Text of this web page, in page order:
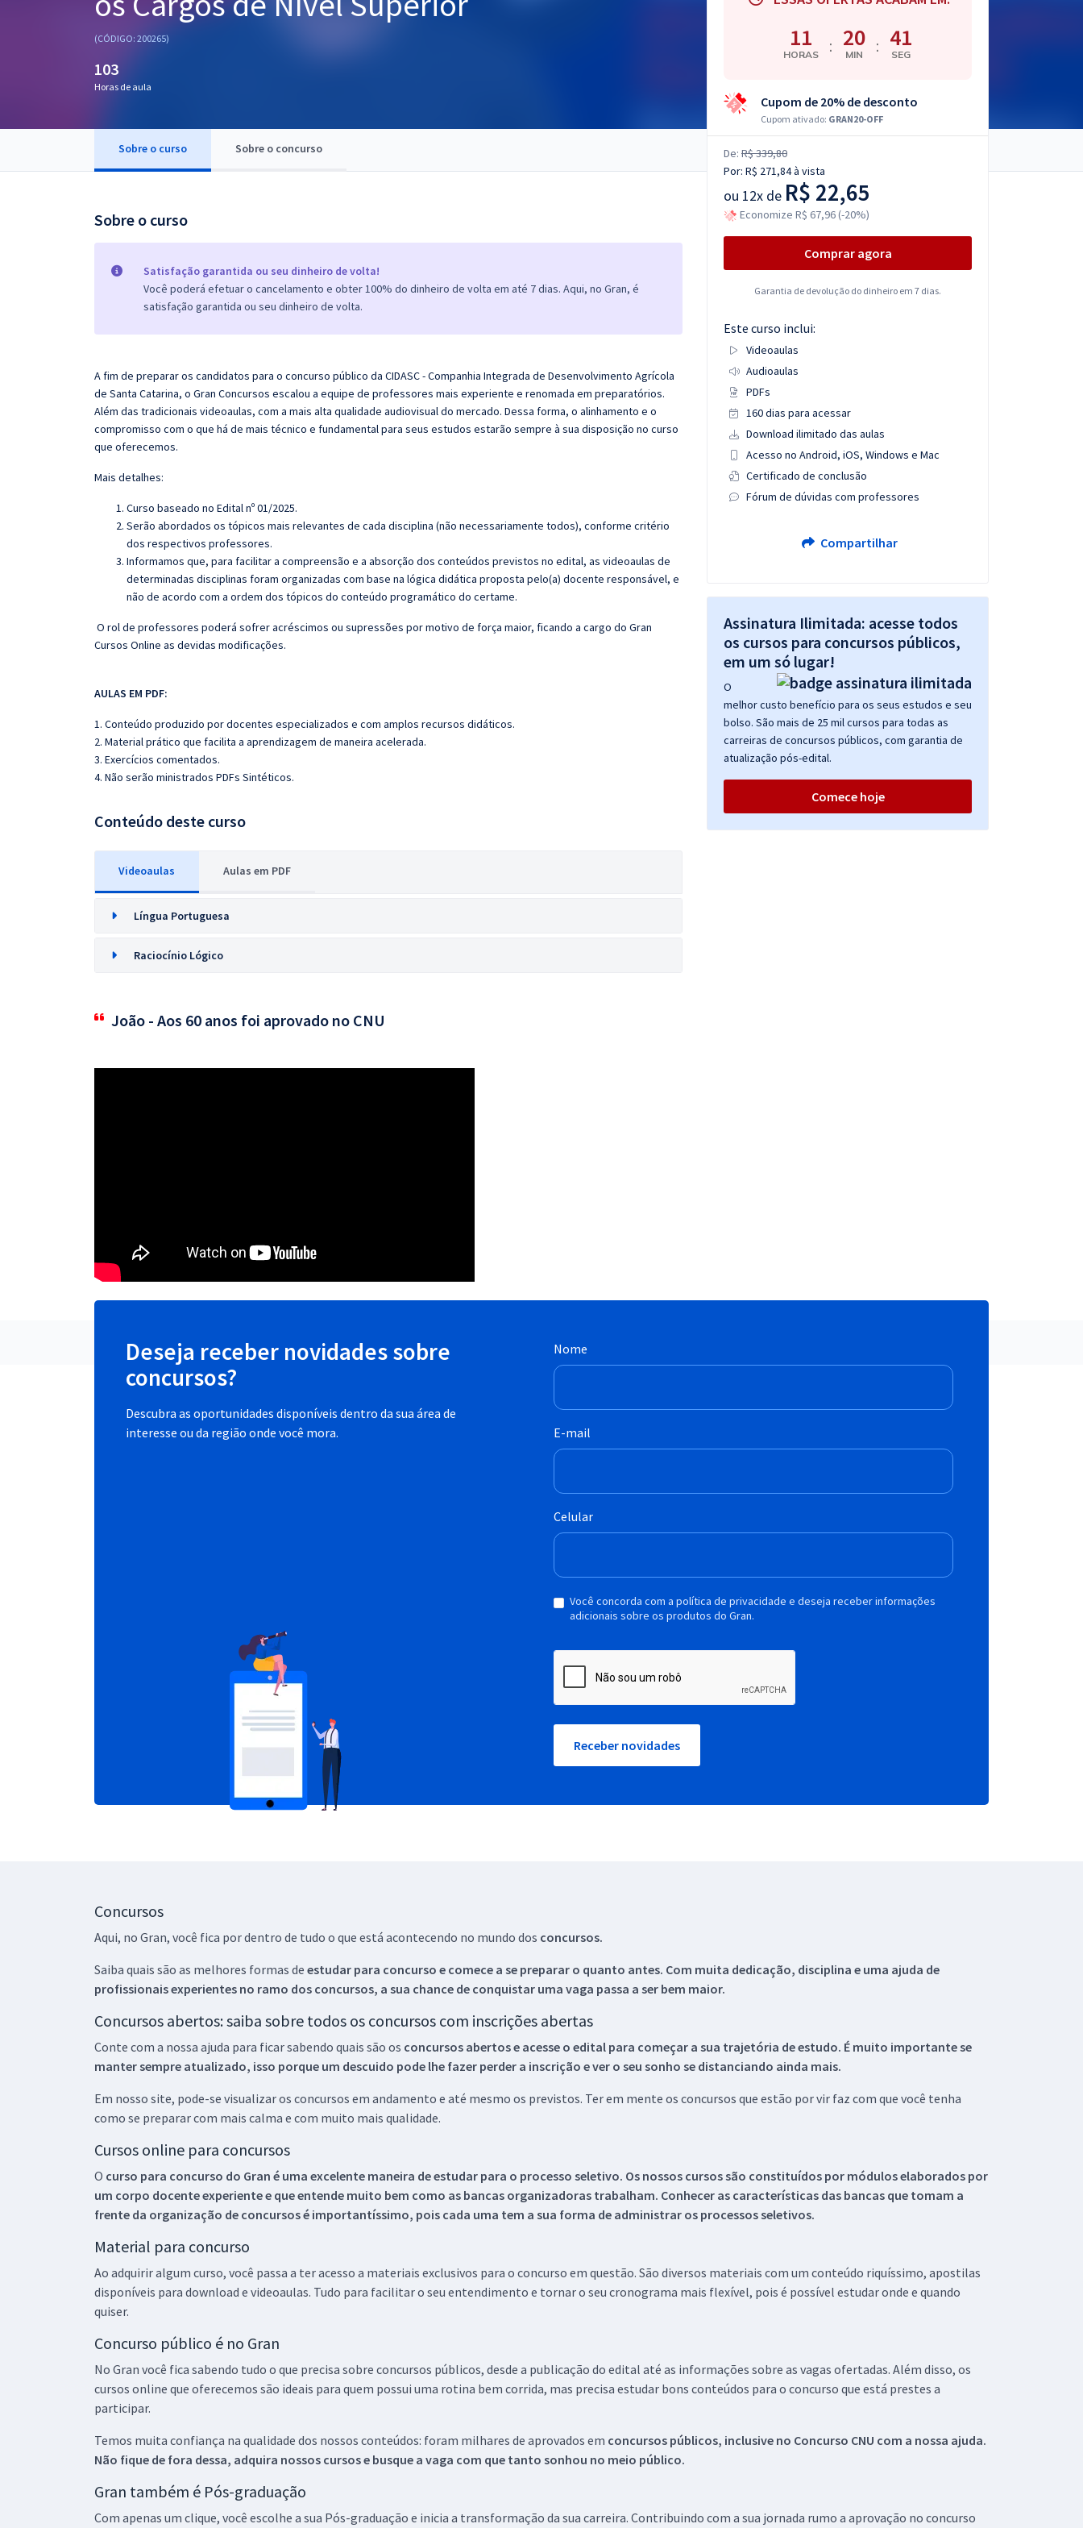
Questões grátis
(CÓDIGO: 200265)
103
Horas de aula
Sobre o curso Sobre o concurso
Sobre o curso
Satisfação garantida ou seu dinheiro de volta!
Você poderá efetuar o cancelamento e obter 100% do dinheiro de volta em até 7 dias. Aqui, no Gran, é
satisfação garantida ou seu dinheiro de volta.
A fim de preparar os candidatos para o concurso público da CIDASC - Companhia Integrada de Desenvolvimento Agrícola
de Santa Catarina, o Gran Concursos escalou a equipe de professores mais experiente e renomada em preparatórios.
Além das tradicionais videoaulas, com a mais alta qualidade audiovisual do mercado. Dessa forma, o alinhamento e o
compromisso com o que há de mais técnico e fundamental para seus estudos estarão sempre à sua disposição no curso
que oferecemos.
Mais detalhes:
Curso baseado no Edital nº 01/2025.
Serão abordados os tópicos mais relevantes de cada disciplina (não necessariamente todos), conforme critério
dos respectivos professores.
Informamos que, para facilitar a compreensão e a absorção dos conteúdos previstos no edital, as videoaulas de
determinadas disciplinas foram organizadas com base na lógica didática proposta pelo(a) docente responsável, e
não de acordo com a ordem dos tópicos do conteúdo programático do certame.
O rol de professores poderá sofrer acréscimos ou supressões por motivo de força maior, ficando a cargo do Gran
Cursos Online as devidas modificações.
AULAS EM PDF:
1. Conteúdo produzido por docentes especializados e com amplos recursos didáticos.
2. Material prático que facilita a aprendizagem de maneira acelerada.
3. Exercícios comentados.
4. Não serão ministrados PDFs Sintéticos.
Conteúdo deste curso
Videoaulas Aulas em PDF
Língua Portuguesa
Raciocínio Lógico
João - Aos 60 anos foi aprovado no CNU
11
HORAS : 20
MIN : 40
SEG
Cupom de 20% de desconto
Cupom ativado: GRAN20-OFF
De: R$ 339,80
Por: R$ 271,84à vista
ou 12x de R$ 22,65
Economize R$ 67,96 (-20%)
Comprar agora
Garantia de devolução do dinheiro em 7 dias.
Este curso inclui:
Videoaulas
Audioaulas
PDFs
160 dias para acessar
Download ilimitado das aulas
Acesso no Android, iOS, Windows e Mac
Certificado de conclusão
Fórum de dúvidas com professores
Compartilhar
Assinatura Ilimitada: acesse todos
os cursos para concursos públicos,
em um só lugar!
O
melhor custo benefício para os seus estudos e seu
bolso. São mais de 25 mil cursos para todas as
carreiras de concursos públicos, com garantia de
atualização pós-edital.
Comece hoje
Deseja receber novidades sobre
concursos?
Descubra as oportunidades disponíveis dentro da sua área de
interesse ou da região onde você mora.
Nome
E-mail
Celular
Você concorda com a política de privacidade e deseja receber informações
adicionais sobre os produtos do Gran.
Receber novidades
Concursos
Aqui, no Gran, você fica por dentro de tudo o que está acontecendo no mundo dos concursos.
Saiba quais são as melhores formas de estudar para concurso e comece a se preparar o quanto antes. Com muita dedicação, disciplina e uma ajuda de
profissionais experientes no ramo dos concursos, a sua chance de conquistar uma vaga passa a ser bem maior.
Concursos abertos: saiba sobre todos os concursos com inscrições abertas
Conte com a nossa ajuda para ficar sabendo quais são os concursos abertos e acesse o edital para começar a sua trajetória de estudo. É muito importante se
manter sempre atualizado, isso porque um descuido pode lhe fazer perder a inscrição e ver o seu sonho se distanciando ainda mais.
Em nosso site, pode-se visualizar os concursos em andamento e até mesmo os previstos. Ter em mente os concursos que estão por vir faz com que você tenha
como se preparar com mais calma e com muito mais qualidade.
Cursos online para concursos
O curso para concurso do Gran é uma excelente maneira de estudar para o processo seletivo. Os nossos cursos são constituídos por módulos elaborados por
um corpo docente experiente e que entende muito bem como as bancas organizadoras trabalham. Conhecer as características das bancas que tomam a
frente da organização de concursos é importantíssimo, pois cada uma tem a sua forma de administrar os processos seletivos.
Material para concurso
Ao adquirir algum curso, você passa a ter acesso a materiais exclusivos para o concurso em questão. São diversos materiais com um conteúdo riquíssimo, apostilas
disponíveis para download e videoaulas. Tudo para facilitar o seu entendimento e tornar o seu cronograma mais flexível, pois é possível estudar onde e quando
quiser.
Concurso público é no Gran
No Gran você fica sabendo tudo o que precisa sobre concursos públicos, desde a publicação do edital até as informações sobre as vagas ofertadas. Além disso, os
cursos online que oferecemos são ideais para quem possui uma rotina bem corrida, mas precisa estudar bons conteúdos para o concurso que está prestes a
participar.
Temos muita confiança na qualidade dos nossos conteúdos: foram milhares de aprovados em concursos públicos, inclusive no Concurso CNU com a nossa ajuda.
Não fique de fora dessa, adquira nossos cursos e busque a vaga com que tanto sonhou no meio público.
Gran também é Pós-graduação
Com apenas um clique, você escolhe a sua Pós-graduação e inicia a transformação da sua carreira. Contribuindo com a sua jornada rumo a aprovação no concurso